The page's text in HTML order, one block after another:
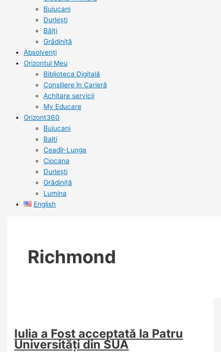
Buiucani
Durlești
Bălți
Grădiniță
Absolvenți
Orizontul Meu
Biblioteca Digitală
Consiliere în Carieră
Achitare servicii
My Educare
Orizont360
Buiucani
Balti
Ceadîr-Lunga
Ciocana
Durlești
Grădiniță
Lumina
English
Richmond
Iulia a Fost acceptată la Patru
Universități din SUA